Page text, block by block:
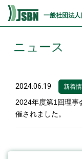
一般社団法
ニュース
2024.06.19 新着
2024年度第1回理事
催されました。